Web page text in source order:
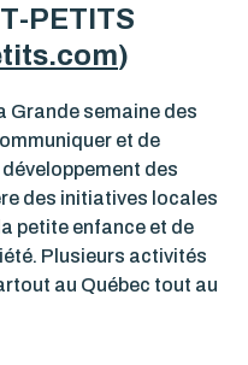
PETITS
)
Grande semaine des
et de
des
des initiatives locales
petite enfance et de
Plusieurs activités
au Québec tout au